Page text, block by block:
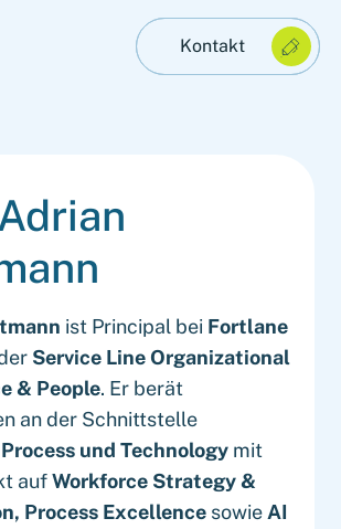
Kontakt
ist Principal bei Fortlane
Service Line Organizational
& People. Er berät
an der Schnittstelle
und Technology mit
aufWorkforce Strategy &
Process Excellence sowie AI